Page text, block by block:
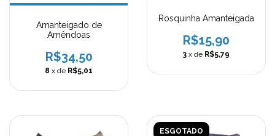
Amanteigado de
Amêndoas
R$34,50
8 x de R$5,01
Rosquinha Amanteigada
R$15,90
3 x de R$5,79
ESGOTADO